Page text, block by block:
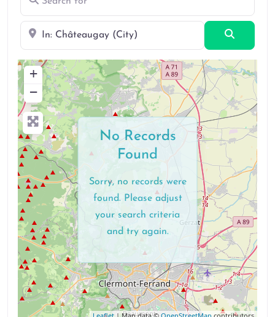
Near
+
−
No Records
Found
Sorry, no records were
found. Please adjust
your search criteria
and try again.